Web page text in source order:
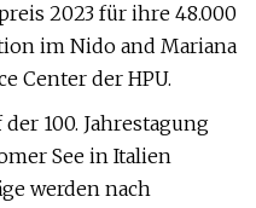
2023 für ihre 48.000
im Nido and Mariana
Center der HPU.
100. Jahrestagung
See in Italien
werden nach